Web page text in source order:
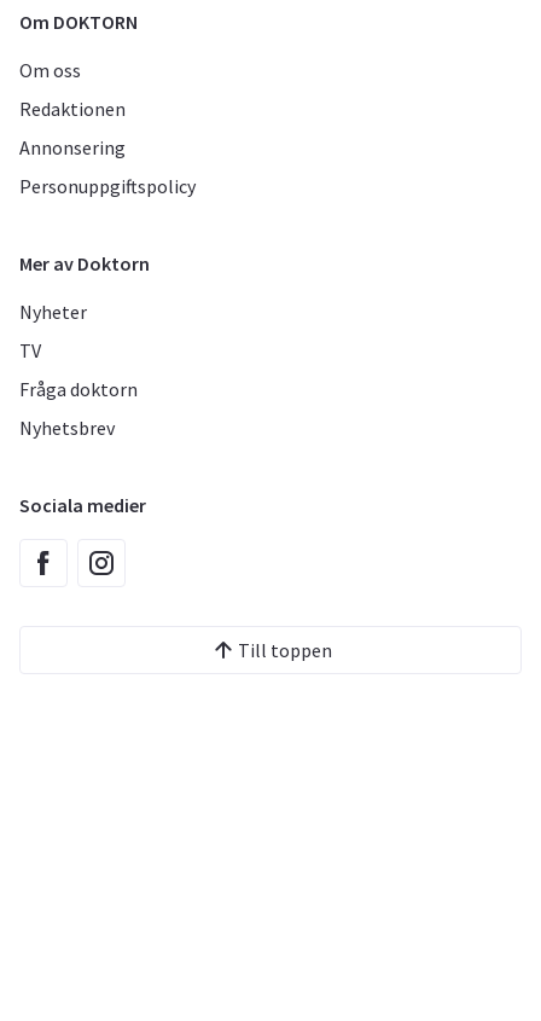
Om DOKTORN
Om oss
Redaktionen
Annonsering
Personuppgiftspolicy
Mer av Doktorn
Nyheter
TV
Fråga doktorn
Nyhetsbrev
Sociala medier
Till toppen